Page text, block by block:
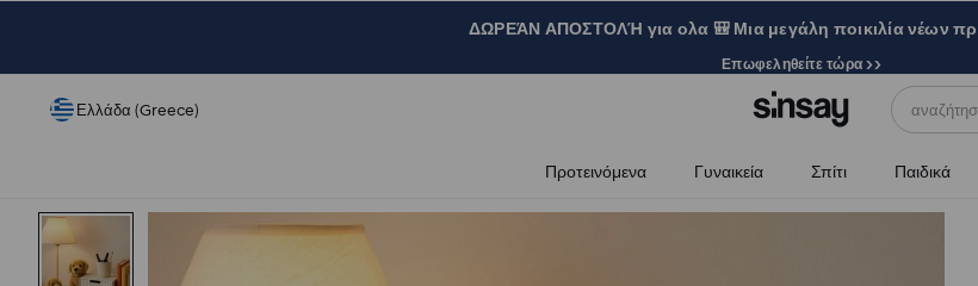
ΔΩΡΕΆΝ ΑΠΟΣΤΟΛΉ για ολα 🎒 Μια μεγάλη ποικιλία νέων
Επωφεληθείτε τώρα >>
Ελλάδα (Greece)
Προτεινόμενα Γυναικεία Σπίτι Παιδικά